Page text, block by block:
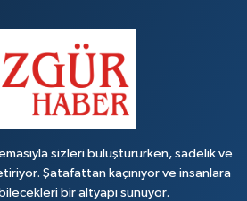
sizleri buluştururken, sadelik ve
Şatafattan kaçınıyor ve insanlara
bir altyapı sunuyor.